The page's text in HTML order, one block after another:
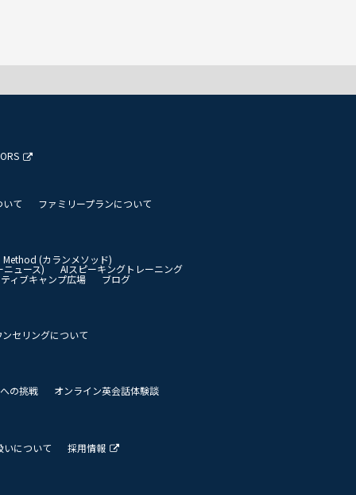
いて ファミリープランについて
Method (カランメソッド)
ニュース)
AIスピーキングトレーニング
ィブキャンプ広場
ブログ
セリングについて
の挑戦 オンライン英会話体験談
いについて 採用情報